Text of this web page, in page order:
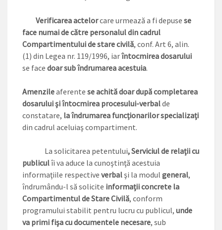
Verificarea actelorcare urmează a fi depuse se
face numai de către personalul din cadrul
Compartimentului de stare civilă, conf. Art 6, alin.
(1) din Legea nr. 119/1996, iarîntocmirea dosarului
se face doar sub îndrumarea acestuia.
Amenzileaferente se achită doar după completarea
dosarului şi întocmirea procesului-verbalde
constatare, la îndrumarea funcţionarilor specializaţi
din cadrul aceluiaş compartiment.
La solicitarea petentului, Serviciul de relaţii cu
publiculîi va aduce la cunoştinţă acestuia
informaţiile respective verbalşi la modul general,
îndrumându-l să solicite informaţii concrete la
Compartimentul de Stare Civilă, conform
programului stabilit pentru lucru cu publicul, unde
va primi fişa cu documentele necesare, sub